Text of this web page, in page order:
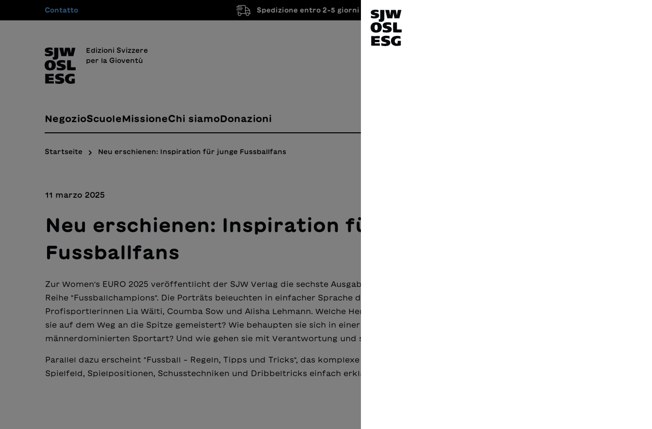
Passa alla navigazione principale
Contatto Spedizione entro 2-5 giorni lavorativi
Edizioni Svizzere
per la Gioventù
NegozioScuoleMissioneChi siamoDonazioni
Startseite Neu erschienen: Inspiration für junge Fussballfans
11 marzo 2025
Neu erschienen: Inspiration für junge
Fussballfans
Zur Women's EURO 2025 veröffentlicht der SJW Verlag die sechste Ausgabe der erfolgreichen
Reihe "Fussballchampions". Die Porträts beleuchten in einfacher Sprache den Werdegang der drei
Profisportlerinnen Lia Wälti, Coumba Sow und Alisha Lehmann. Welche Herausforderungen haben
sie auf dem Weg an die Spitze gemeistert? Wie behaupten sie sich in einer nach wie vor
männerdominierten Sportart? Und wie gehen sie mit Verantwortung und sportlichem Erfolg um?
Parallel dazu erscheint "Fussball - Regeln, Tipps und Tricks", das komplexe Sachverhalte wie
Spielfeld, Spielpositionen, Schusstechniken und Dribbeltricks einfach erklärt.